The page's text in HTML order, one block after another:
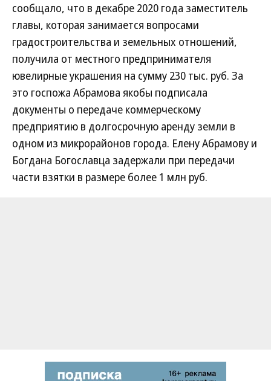
сообщало, что в декабре 2020 года заместитель
главы, которая занимается вопросами
градостроительства и земельных отношений,
получила от местного предпринимателя
ювелирные украшения на сумму 230 тыс. руб. За
это госпожа Абрамова якобы подписала
документы о передаче коммерческому
предприятию в долгосрочную аренду земли в
одном из микрорайонов города. Елену Абрамову и
Богдана Богославца задержали при передачи
части взятки в размере более 1 млн руб.